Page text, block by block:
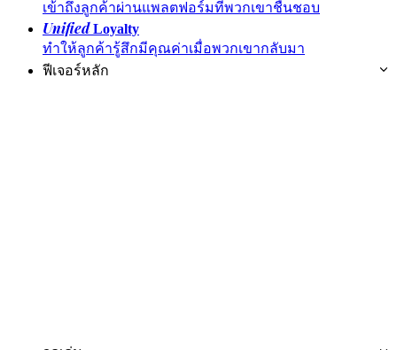
เข้าถึงลูกค้าผ่านแพลตฟอร์มที่พวกเขาชื่นชอบ
UnifiedLoyalty
ทำให้ลูกค้ารู้สึกมีคุณค่าเมื่อพวกเขากลับมา
ฟีเจอร์หลัก